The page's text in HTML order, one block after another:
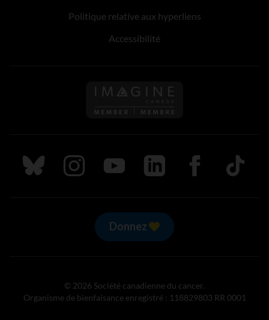
Politique relative aux hyperliens
Accessibilité
Suivez nous sur Bluesky
Suivez nous sur Instagram
Suivez nous sur Youtube
Suivez nous sur LinkedIn
Suivez nous sur
TikTok
Donnez
© 2026 Société canadienne du cancer.
Organisme de bienfaisance enregistré : 118829803 RR 0001